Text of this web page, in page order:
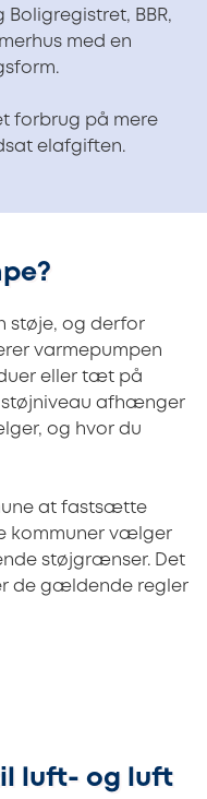
BBR,
med en
forbrug på mere
elafgiften.
støje, og derfor
varmepumpen
eller tæt på
støjniveau afhænger
og hvor du
at fastsætte
kommuner vælger
støjgrænser. Det
de gældende regler
luft- og luft